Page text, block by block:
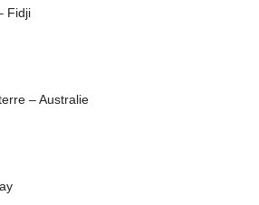
Fidji
– Australie